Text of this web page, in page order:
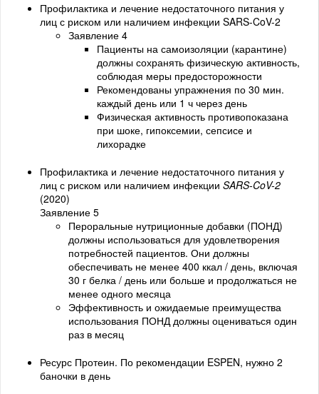
Профилактика и лечение недостаточного питания у
лиц с риском или наличием инфекции SARS-CoV-2
Заявление 4
Пациенты на самоизоляции (карантине)
должны сохранять физическую активность,
соблюдая меры предосторожности
Рекомендованы упражнения по 30 мин.
каждый день или 1 ч через день
Физическая активность противопоказана
при шоке, гипоксемии, сепсисе и
лихорадке
Профилактика и лечение недостаточного питания у
лиц с риском или наличием инфекции SARS-CoV-2
(2020)
Заявление 5
Пероральные нутриционные добавки (ПОНД)
должны использоваться для удовлетворения
потребностей пациентов. Они должны
обеспечивать не менее 400 ккал / день, включая
30 г белка / день или больше и продолжаться не
менее одного месяца
Эффективность и ожидаемые преимущества
использования ПОНД должны оцениваться один
раз в месяц
Ресурс Протеин. По рекомендации ESPEN, нужно 2
баночки в день